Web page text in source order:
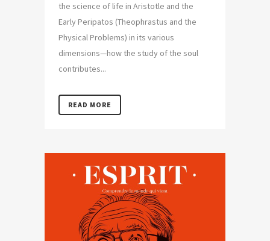
the science of life in Aristotle and the
Early Peripatos (Theophrastus and the
Physical Problems) in its various
dimensions—how the study of the soul
contributes...
READ MORE